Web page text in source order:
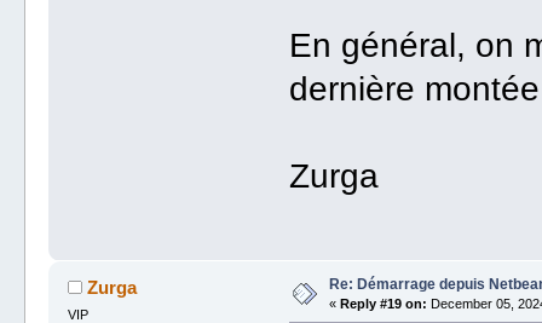
En général, on
dernière
Zurga
Zurga
VIP
Re: Démarrage depuis
« Reply #19 on: December 05,